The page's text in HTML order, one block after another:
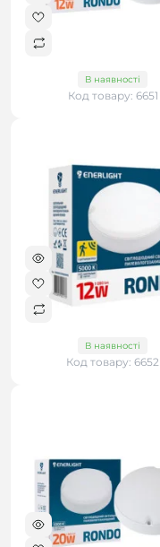
В наявності
Код товару: 6651
В наявності
Код товару: 6652